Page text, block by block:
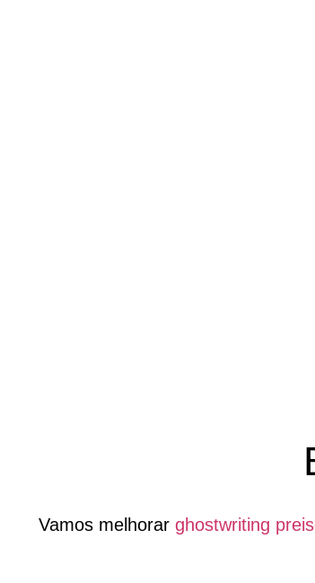
Vamos melhorar ghostwriting